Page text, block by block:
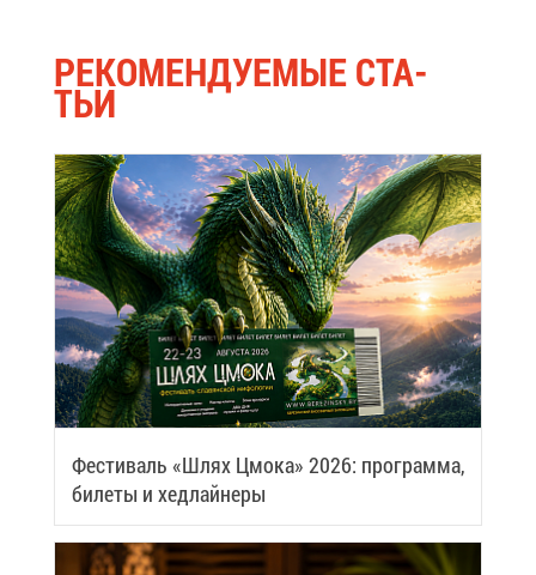
РЕ­КО­МЕН­ДУ­Е­МЫЕ СТА­
ТЬИ
Фе­сти­валь «Шлях Цмо­ка» 2026: про­грам­ма,
би­ле­ты и хед­лай­не­ры